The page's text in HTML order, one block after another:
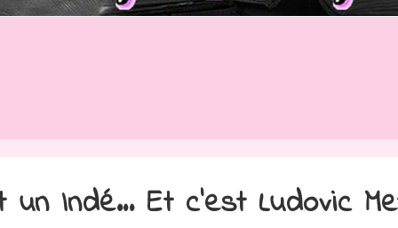
un Indé… Et c’est Ludovic